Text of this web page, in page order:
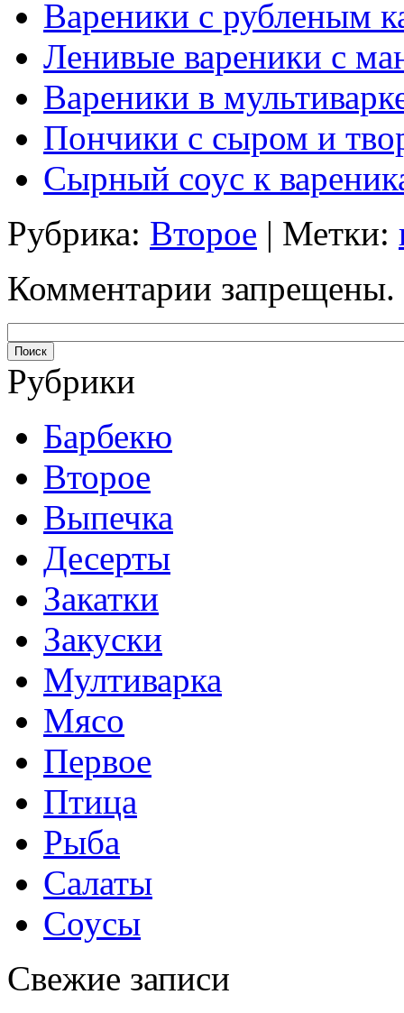
Вареники с рубленым
Ленивые вареники с
Вареники в
Пончики с сыром и
Сырный соус к
Рубрика: Второе | Метки:
Комментарии запрещены.
Рубрики
Барбекю
Второе
Выпечка
Десерты
Закатки
Закуски
Мултиварка
Мясо
Первое
Птица
Рыба
Салаты
Соусы
Свежие записи